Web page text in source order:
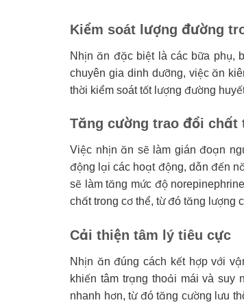
Kiểm soát lượng đường
Nhịn ăn đặc biệt là các bữa phụ,
chuyên gia dinh dưỡng, việc ăn
thời kiểm soát tốt lượng đường
Tăng cường trao đổi chất
Việc nhịn ăn sẽ làm gián đoạn
động lại các hoạt động, dẫn đến
sẽ làm tăng mức độ
chất trong cơ thể, từ đó tăng lượng
Cải thiện tâm lý tiêu cực
Nhịn ăn đúng cách kết hợp với
khiến tâm trạng thoải mái và suy
nhanh hơn, từ đó tăng cường lưu